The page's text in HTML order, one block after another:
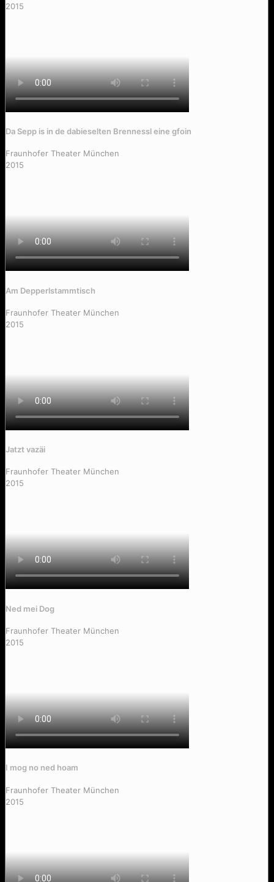
2015
Da Sepp is in de dabieselten Brennessl eine gfoin
Fraunhofer Theater München
2015
Am Depperlstammtisch
Fraunhofer Theater München
2015
Jatzt vazäi
Fraunhofer Theater München
2015
Ned mei Dog
Fraunhofer Theater München
2015
I mog no ned hoam
Fraunhofer Theater München
2015